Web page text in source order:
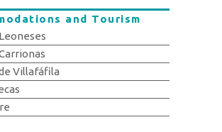
and Tourism
Villafáfila